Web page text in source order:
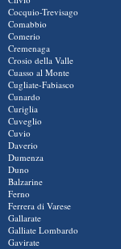
Cocquio-Trevisago
Comabbio
Comerio
Cremenaga
Crosio della Valle
Cuasso al Monte
Cugliate-Fabiasco
Cunardo
Curiglia
Cuveglio
Cuvio
Daverio
Dumenza
Duno
Balzarine
Ferno
Ferrera di Varese
Gallarate
Galliate Lombardo
Gavirate